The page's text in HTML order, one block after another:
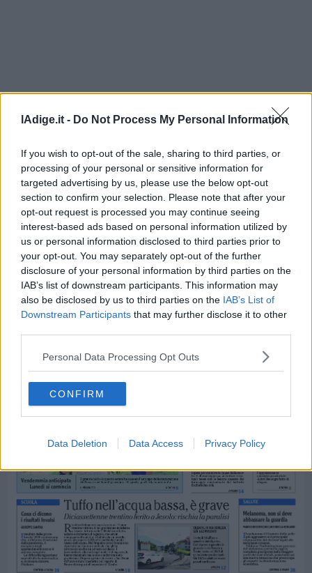
lAdige.it - Do Not Process My Personal Information
If you wish to opt-out of the sale, sharing to third parties, or
processing of your personal or sensitive information for
targeted advertising by us, please use the below opt-out
section to confirm your selection. Please note that after your
opt-out request is processed you may continue seeing
interest-based ads based on personal information utilized by
us or personal information disclosed to third parties prior to
your opt-out. You may separately opt-out of the further
disclosure of your personal information by third parties on the
IAB’s list of downstream participants. This information may
also be disclosed by us to third parties on the IAB’s List of
Downstream Participants that may further disclose it to other
Personal Data Processing Opt Outs
CONFIRM
Data Deletion Data Access Privacy Policy
Radio
Dolomiti
Social media